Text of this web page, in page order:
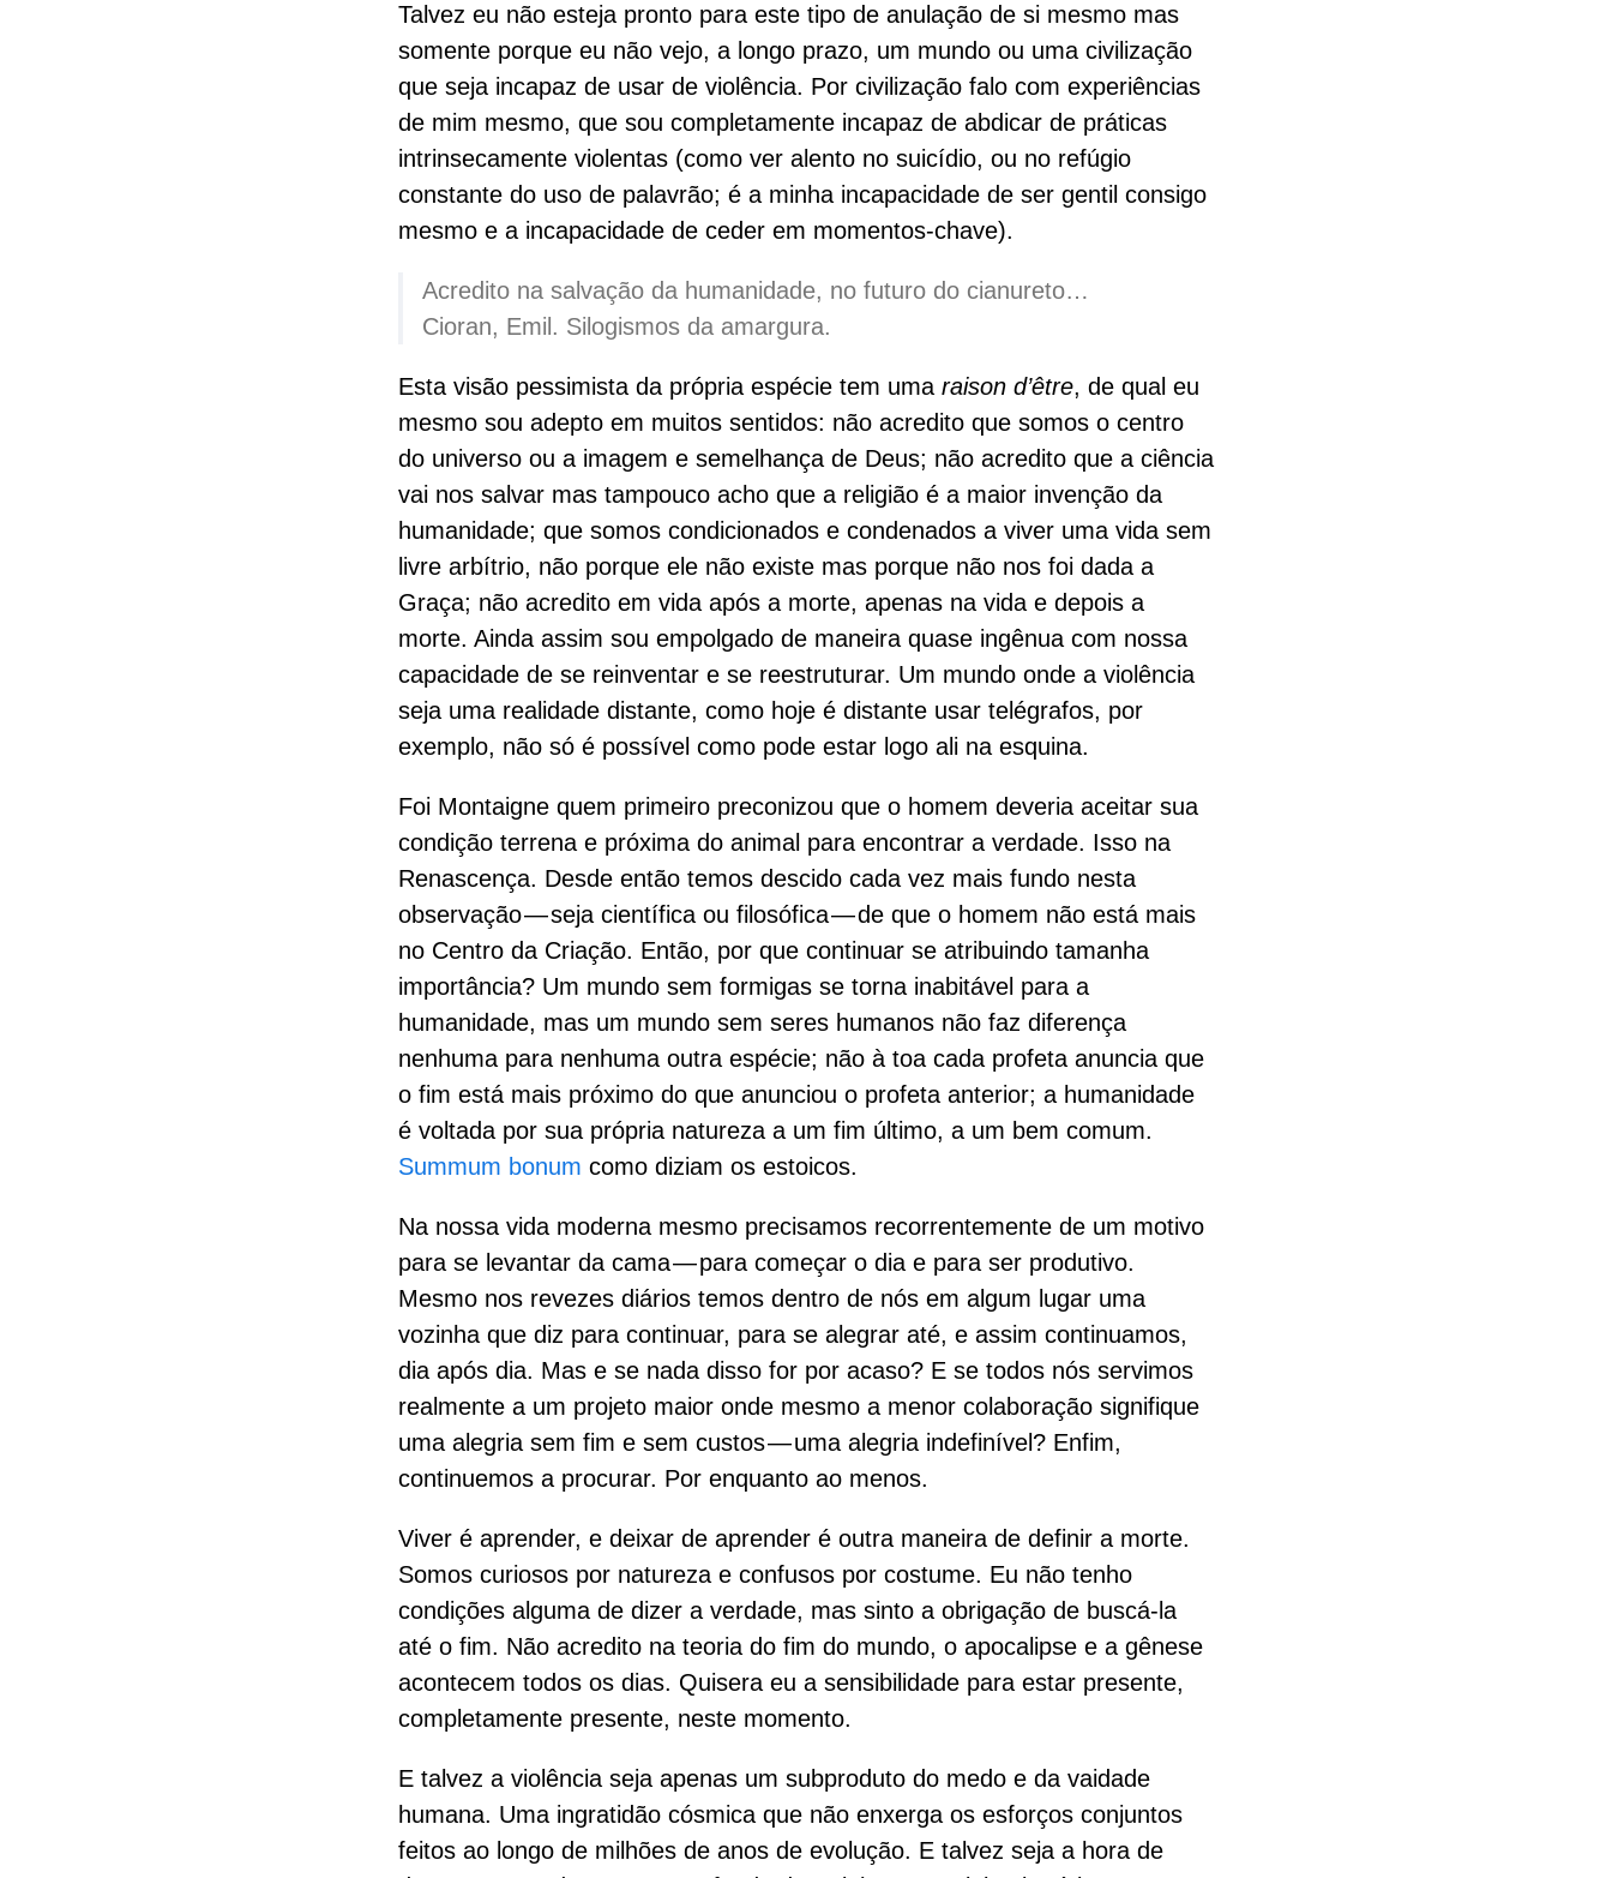
Talvez eu não esteja pronto para este tipo de anulação de si mesmo mas
somente porque eu não vejo, a longo prazo, um mundo ou uma civilização
que seja incapaz de usar de violência. Por civilização falo com experiências
de mim mesmo, que sou completamente incapaz de abdicar de práticas
intrinsecamente violentas (como ver alento no suicídio, ou no refúgio
constante do uso de palavrão; é a minha incapacidade de ser gentil consigo
mesmo e a incapacidade de ceder em momentos-chave).
Acredito na salvação da humanidade, no futuro do cianureto…
Cioran, Emil. Silogismos da amargura.
Esta visão pessimista da própria espécie tem uma raison d’être, de qual eu
mesmo sou adepto em muitos sentidos: não acredito que somos o centro
do universo ou a imagem e semelhança de Deus; não acredito que a ciência
vai nos salvar mas tampouco acho que a religião é a maior invenção da
humanidade; que somos condicionados e condenados a viver uma vida sem
livre arbítrio, não porque ele não existe mas porque não nos foi dada a
Graça; não acredito em vida após a morte, apenas na vida e depois a
morte. Ainda assim sou empolgado de maneira quase ingênua com nossa
capacidade de se reinventar e se reestruturar. Um mundo onde a violência
seja uma realidade distante, como hoje é distante usar telégrafos, por
exemplo, não só é possível como pode estar logo ali na esquina.
Foi Montaigne quem primeiro preconizou que o homem deveria aceitar sua
condição terrena e próxima do animal para encontrar a verdade. Isso na
Renascença. Desde então temos descido cada vez mais fundo nesta
observação — seja científica ou filosófica — de que o homem não está mais
no Centro da Criação. Então, por que continuar se atribuindo tamanha
importância? Um mundo sem formigas se torna inabitável para a
humanidade, mas um mundo sem seres humanos não faz diferença
nenhuma para nenhuma outra espécie; não à toa cada profeta anuncia que
o fim está mais próximo do que anunciou o profeta anterior; a humanidade
é voltada por sua própria natureza a um fim último, a um bem comum.
Summum bonum como diziam os estoicos.
Na nossa vida moderna mesmo precisamos recorrentemente de um motivo
para se levantar da cama — para começar o dia e para ser produtivo.
Mesmo nos revezes diários temos dentro de nós em algum lugar uma
vozinha que diz para continuar, para se alegrar até, e assim continuamos,
dia após dia. Mas e se nada disso for por acaso? E se todos nós servimos
realmente a um projeto maior onde mesmo a menor colaboração signifique
uma alegria sem fim e sem custos — uma alegria indefinível? Enfim,
continuemos a procurar. Por enquanto ao menos.
Viver é aprender, e deixar de aprender é outra maneira de definir a morte.
Somos curiosos por natureza e confusos por costume. Eu não tenho
condições alguma de dizer a verdade, mas sinto a obrigação de buscá-la
até o fim. Não acredito na teoria do fim do mundo, o apocalipse e a gênese
acontecem todos os dias. Quisera eu a sensibilidade para estar presente,
completamente presente, neste momento.
E talvez a violência seja apenas um subproduto do medo e da vaidade
humana. Uma ingratidão cósmica que não enxerga os esforços conjuntos
feitos ao longo de milhões de anos de evolução. E talvez seja a hora de